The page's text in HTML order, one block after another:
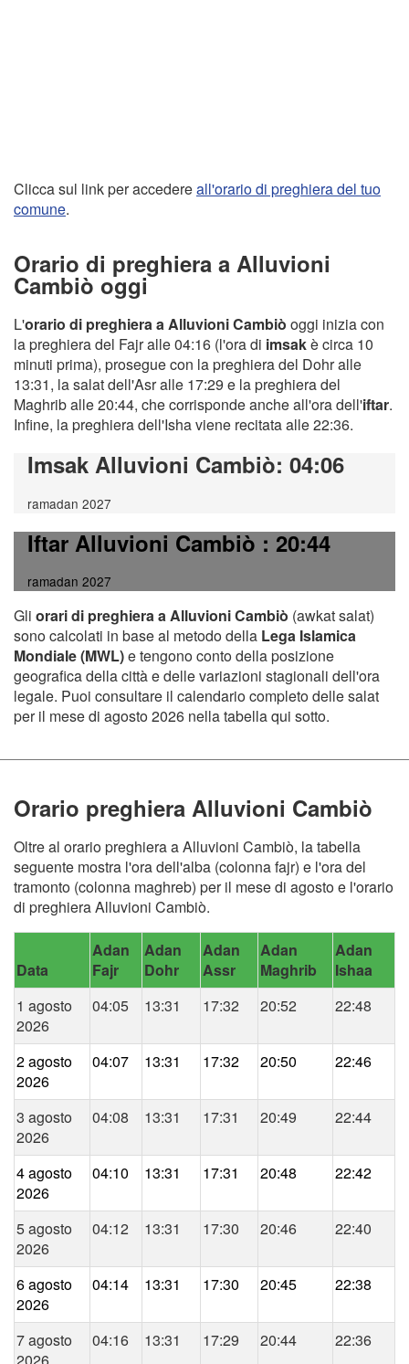
Clicca sul link per accedereall'orario di preghiera del tuo
comune.
Orario di preghiera a Alluvioni
Cambiò oggi
L'orario di preghiera a Alluvioni Cambiò oggi inizia con
la preghiera del Fajr alle 04:16 (l'ora di imsakè circa 10
minuti prima), prosegue con la preghiera del Dohr alle
13:31, la salat dell'Asr alle 17:29 e la preghiera del
Maghrib alle 20:44, che corrisponde anche all'ora dell'iftar.
Infine, la preghiera dell'Isha viene recitata alle 22:36.
Imsak Alluvioni Cambiò: 04:06
ramadan 2027
Iftar Alluvioni Cambiò: 20:44
ramadan 2027
Gli orari di preghiera a Alluvioni Cambiò (awkat salat)
sono calcolati in base al metodo della Lega Islamica
Mondiale (MWL)e tengono conto della posizione
geografica della città e delle variazioni stagionali dell'ora
legale. Puoi consultare il calendario completo delle salat
per il mese di agosto 2026 nella tabella qui sotto.
Orario preghiera Alluvioni Cambiò
Oltre al orario preghiera a Alluvioni Cambiò, la tabella
seguente mostra l'ora dell'alba (colonna fajr) e l'ora del
tramonto (colonna maghreb) per il mese di agosto e l'orario
di preghiera Alluvioni Cambiò.
Data
Adan
Fajr
Adan
Dohr
Adan
Assr
Adan
Maghrib
Adan
Ishaa
1 agosto
2026
04:05 13:31 17:32 20:52 22:48
2 agosto
2026
04:07 13:31 17:32 20:50 22:46
3 agosto
2026
04:08 13:31 17:31 20:49 22:44
4 agosto
2026
04:10 13:31 17:31 20:48 22:42
5 agosto
2026
04:12 13:31 17:30 20:46 22:40
6 agosto
2026
04:14 13:31 17:30 20:45 22:38
7 agosto
04:16 13:31 17:29 20:44 22:36